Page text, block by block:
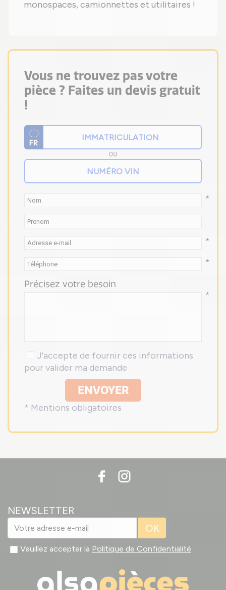
monospaces, camionnettes et utilitaires !
Vous ne trouvez pas votre
pièce ? Faites un devis gratuit
!
OU
*
*
*
Précisez votre besoin
*
J'accepte de fournir ces informations
pour valider ma demande
ENVOYER
* Mentions obligatoires
NEWSLETTER
OK
Veuillez accepter la Politique de Confidentialité